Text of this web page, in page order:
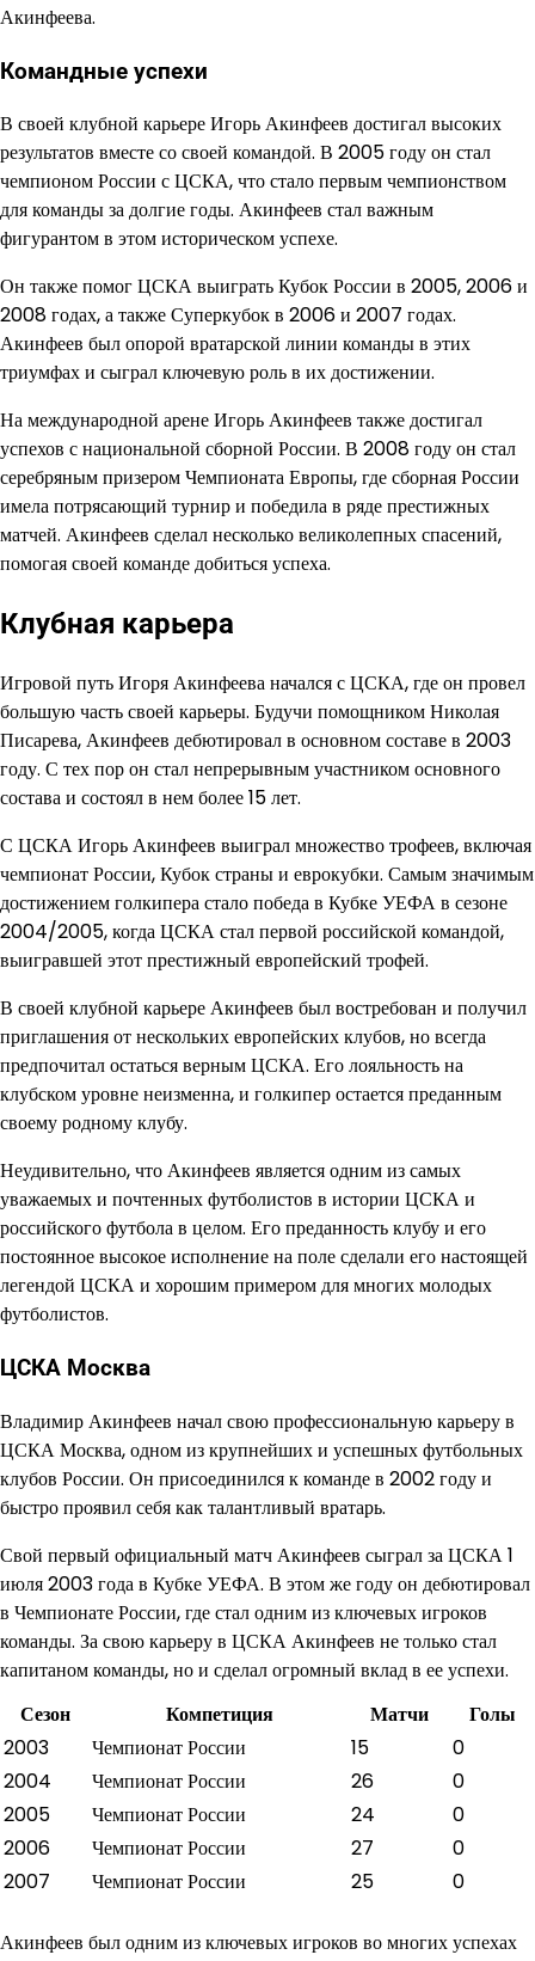
Акинфеева.
Командные успехи
В своей клубной карьере Игорь Акинфеев достигал высоких
результатов вместе со своей командой. В 2005 году он стал
чемпионом России с ЦСКА, что стало первым чемпионством
для команды за долгие годы. Акинфеев стал важным
фигурантом в этом историческом успехе.
Он также помог ЦСКА выиграть Кубок России в 2005, 2006 и
2008 годах, а также Суперкубок в 2006 и 2007 годах.
Акинфеев был опорой вратарской линии команды в этих
триумфах и сыграл ключевую роль в их достижении.
На международной арене Игорь Акинфеев также достигал
успехов с национальной сборной России. В 2008 году он стал
серебряным призером Чемпионата Европы, где сборная России
имела потрясающий турнир и победила в ряде престижных
матчей. Акинфеев сделал несколько великолепных спасений,
помогая своей команде добиться успеха.
Клубная карьера
Игровой путь Игоря Акинфеева начался с ЦСКА, где он провел
большую часть своей карьеры. Будучи помощником Николая
Писарева, Акинфеев дебютировал в основном составе в 2003
году. С тех пор он стал непрерывным участником основного
состава и состоял в нем более 15 лет.
С ЦСКА Игорь Акинфеев выиграл множество трофеев, включая
чемпионат России, Кубок страны и еврокубки. Самым значимым
достижением голкипера стало победа в Кубке УЕФА в сезоне
2004/2005, когда ЦСКА стал первой российской командой,
выигравшей этот престижный европейский трофей.
В своей клубной карьере Акинфеев был востребован и получил
приглашения от нескольких европейских клубов, но всегда
предпочитал остаться верным ЦСКА. Его лояльность на
клубском уровне неизменна, и голкипер остается преданным
своему родному клубу.
Неудивительно, что Акинфеев является одним из самых
уважаемых и почтенных футболистов в истории ЦСКА и
российского футбола в целом. Его преданность клубу и его
постоянное высокое исполнение на поле сделали его настоящей
легендой ЦСКА и хорошим примером для многих молодых
футболистов.
ЦСКА Москва
Владимир Акинфеев начал свою профессиональную карьеру в
ЦСКА Москва, одном из крупнейших и успешных футбольных
клубов России. Он присоединился к команде в 2002 году и
быстро проявил себя как талантливый вратарь.
Свой первый официальный матч Акинфеев сыграл за ЦСКА 1
июля 2003 года в Кубке УЕФА. В этом же году он дебютировал
в Чемпионате России, где стал одним из ключевых игроков
команды. За свою карьеру в ЦСКА Акинфеев не только стал
капитаном команды, но и сделал огромный вклад в ее успехи.
Сезон
Компетиция Матчи
Голы
2003
Чемпионат России 15
0
2004
Чемпионат России 26
0
2005
Чемпионат России 24
0
2006
Чемпионат России 27
0
2007
Чемпионат России 25 0
Акинфеев был одним из ключевых игроков во многих успехах